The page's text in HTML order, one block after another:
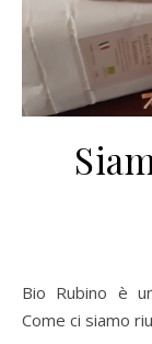
Bio Rubino è un'Eccellenza Italiana! Sai cosa vuol dire?
Come ci siamo